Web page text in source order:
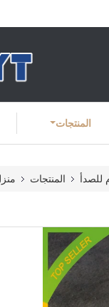
المنتجات
المنتجات للصدأ